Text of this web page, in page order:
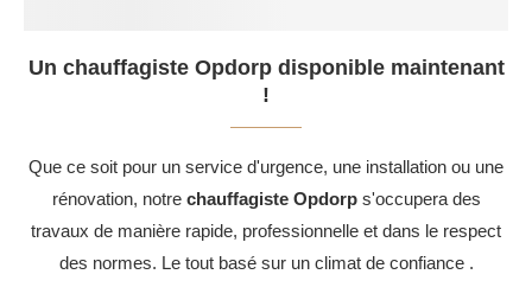
Un chauffagiste Opdorp disponible maintenant
!
Que ce soit pour un service d'urgence, une installation ou une
rénovation, notre chauffagiste Opdorps'occupera des
travaux de manière rapide, professionnelle et dans le respect
des normes. Le tout basé sur un climat de confiance .